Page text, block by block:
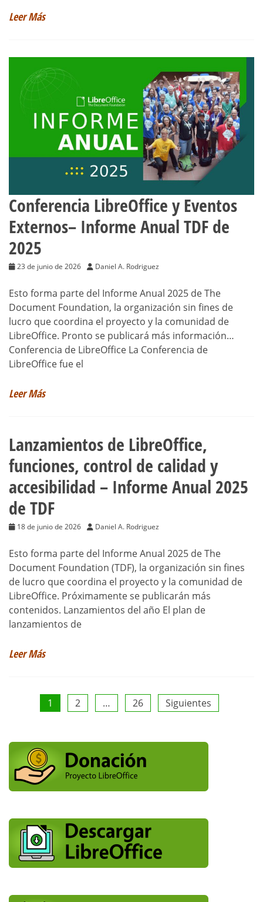
Leer Más
Conferencia LibreOffice y Eventos
Externos– Informe Anual TDF de
2025
23 de junio de 2026 Daniel A. Rodriguez
Esto forma parte del Informe Anual 2025 de The
Document Foundation, la organización sin fines de
lucro que coordina el proyecto y la comunidad de
LibreOffice. Pronto se publicará más información…
Conferencia de LibreOffice La Conferencia de
LibreOffice fue el
Leer Más
Lanzamientos de LibreOffice,
funciones, control de calidad y
accesibilidad – Informe Anual 2025
de TDF
18 de junio de 2026 Daniel A. Rodriguez
Esto forma parte del Informe Anual 2025 de The
Document Foundation (TDF), la organización sin fines
de lucro que coordina el proyecto y la comunidad de
LibreOffice. Próximamente se publicarán más
contenidos. Lanzamientos del año El plan de
lanzamientos de
Leer Más
Paginación
de
entradas
1 2 … 26 Siguientes